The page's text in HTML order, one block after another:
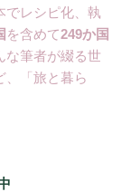
でレシピ化、執
を含めて249か国
な筆者が綴る世
、「旅と暮ら